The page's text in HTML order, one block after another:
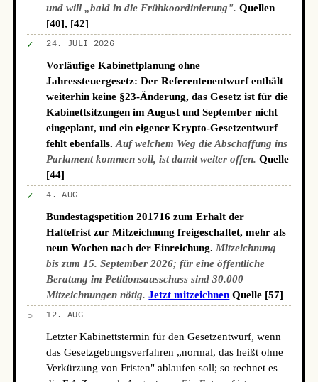
und will „bald in die Frühkoordinierung". Quellen
[40], [42]
✓ 24. JULI 2026
Vorläufige Kabinettplanung ohne
Jahressteuergesetz: Der Referentenentwurf enthält
weiterhin keine §23-Änderung, das Gesetz ist für die
Kabinettsitzungen im August und September nicht
eingeplant, und ein eigener Krypto-Gesetzentwurf
fehlt ebenfalls.Auf welchem Weg die Abschaffung ins
Parlament kommen soll, ist damit weiter offen. Quelle
[44]
✓ 4. AUG
Bundestagspetition 201716 zum Erhalt der
Haltefrist zur Mitzeichnung freigeschaltet, mehr als
neun Wochen nach der Einreichung. Mitzeichnung
bis zum 15. September 2026; für eine öffentliche
Beratung im Petitionsausschuss sind 30.000
Mitzeichnungen nötig. Jetzt mitzeichnen Quelle [57]
○ 12. AUG
Letzter Kabinettstermin für den Gesetzentwurf, wenn
das Gesetzgebungsverfahren „normal, das heißt ohne
Verkürzung von Fristen" ablaufen soll; so rechnet es